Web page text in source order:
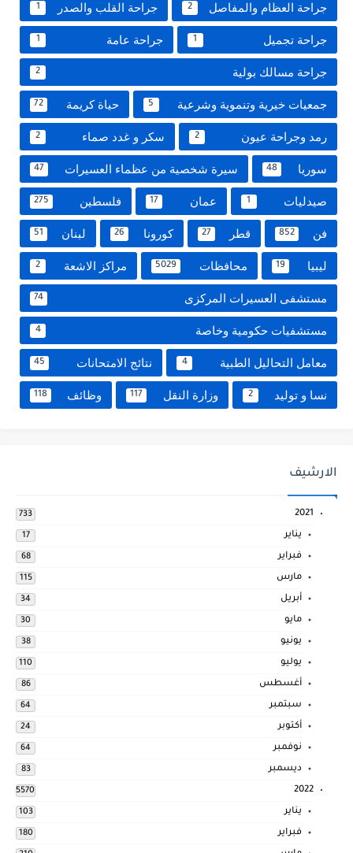
جراحة العظام والمفاصل 2 جراحة القلب والصدر 1
جراحة تجميل 1 جراحة عامة 1
جراحة مسالك بولية 2
جمعيات خيرية وتنموية وشرعية 5 حياة كريمة 72
رمد وجراحة عيون 2 سكر و غدد صماء 2
سوريا 48 سيرة شخصية من عظماء العسيرات 47
صيدليات 1 عمان 17 فلسطين 275
فن 852 قطر 27 كورونا 26 لبنان 51
ليبيا 19 محافظات 5029 مراكز الاشعة 2
مستشفى العسيرات المركزى 74
مستشفيات حكومية وخاصة 4
معامل التحاليل الطبية 4 نتائج الامتحانات 45
نسا و توليد 2 وزارة النقل 117 وظائف 118
الارشيف
2021
733
يناير 17
فبراير 68
مارس 115
أبريل 34
مايو 30
يونيو 38
يوليو 110
أغسطس 86
سبتمبر 64
أكتوبر 24
نوفمبر 64
ديسمبر 83
2022
5570
يناير 103
فبراير 180